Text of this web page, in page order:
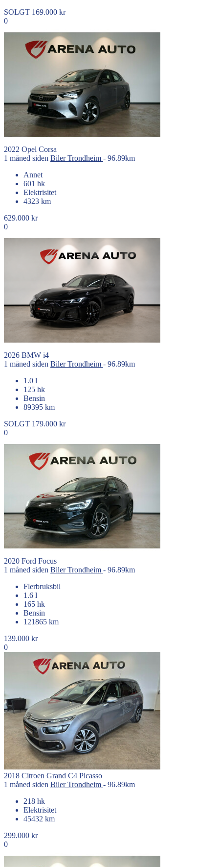
SOLGT 169.000 kr
0
2022 Opel Corsa
1 måned siden BilerTrondheim - 96.89km
Annet
601 hk
Elektrisitet
4323 km
629.000 kr
0
2026 BMW i4
1 måned siden BilerTrondheim - 96.89km
1.0 l
125 hk
Bensin
89395 km
SOLGT 179.000 kr
0
2020 Ford Focus
1 måned siden BilerTrondheim - 96.89km
Flerbruksbil
1.6 l
165 hk
Bensin
121865 km
139.000 kr
0
2018 Citroen Grand C4 Picasso
1 måned siden BilerTrondheim - 96.89km
218 hk
Elektrisitet
45432 km
299.000 kr
0